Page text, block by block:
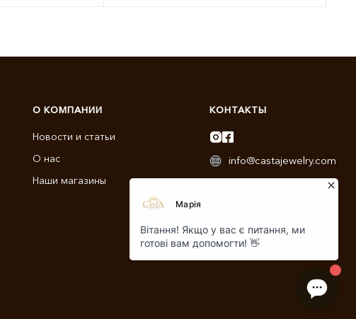
О КОМПАНИИ
Новости и статьи
О нас
Наши магазины
КОНТАКТЫ
info@castajewelry.com